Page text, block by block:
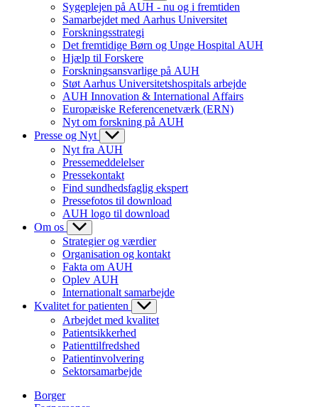
Sygeplejen på AUH - nu og i fremtiden
Samarbejdet med Aarhus Universitet
Forskningsstrategi
Det fremtidige Børn og Unge Hospital AUH
Hjælp til Forskere
Forskningsansvarlige på AUH
Støt Aarhus Universitetshospitals arbejde
AUH Innovation & International Affairs
Europæiske Referencenetværk (ERN)
Nyt om forskning på AUH
Presse og Nyt
Nyt fra AUH
Pressemeddelelser
Pressekontakt
Find sundhedsfaglig ekspert
Pressefotos til download
AUH logo til download
Om os
Strategier og værdier
Organisation og kontakt
Fakta om AUH
Oplev AUH
Internationalt samarbejde
Kvalitet for patienten
Arbejdet med kvalitet
Patientsikkerhed
Patienttilfredshed
Patientinvolvering
Sektorsamarbejde
Borger